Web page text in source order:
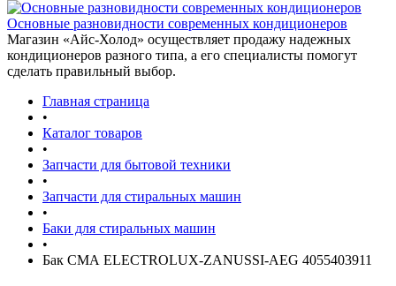
Основные разновидности современных кондиционеров
Магазин «Айс-Холод» осуществляет продажу надежных
кондиционеров разного типа, а его специалисты помогут
сделать правильный выбор.
Главная страница
•
Каталог товаров
•
Запчасти для бытовой техники
•
Запчасти для стиральных машин
•
Баки для стиральных машин
•
Бак СМА ELECTROLUX-ZANUSSI-AEG 4055403911